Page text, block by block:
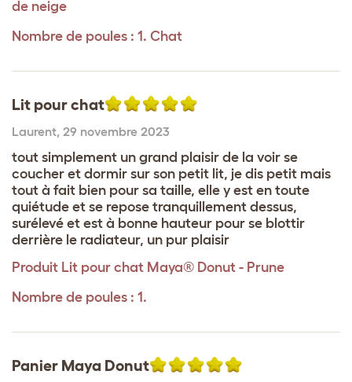
de neige
Nombre de poules : 1. Chat
Lit pour chat
Laurent, 29 novembre 2023
tout simplement un grand plaisir de la voir se
coucher et dormir sur son petit lit, je dis petit mais
tout à fait bien pour sa taille, elle y est en toute
quiétude et se repose tranquillement dessus,
surélevé et est à bonne hauteur pour se blottir
derrière le radiateur, un pur plaisir
Produit Lit pour chat Maya® Donut - Prune
Nombre de poules : 1.
Panier Maya Donut